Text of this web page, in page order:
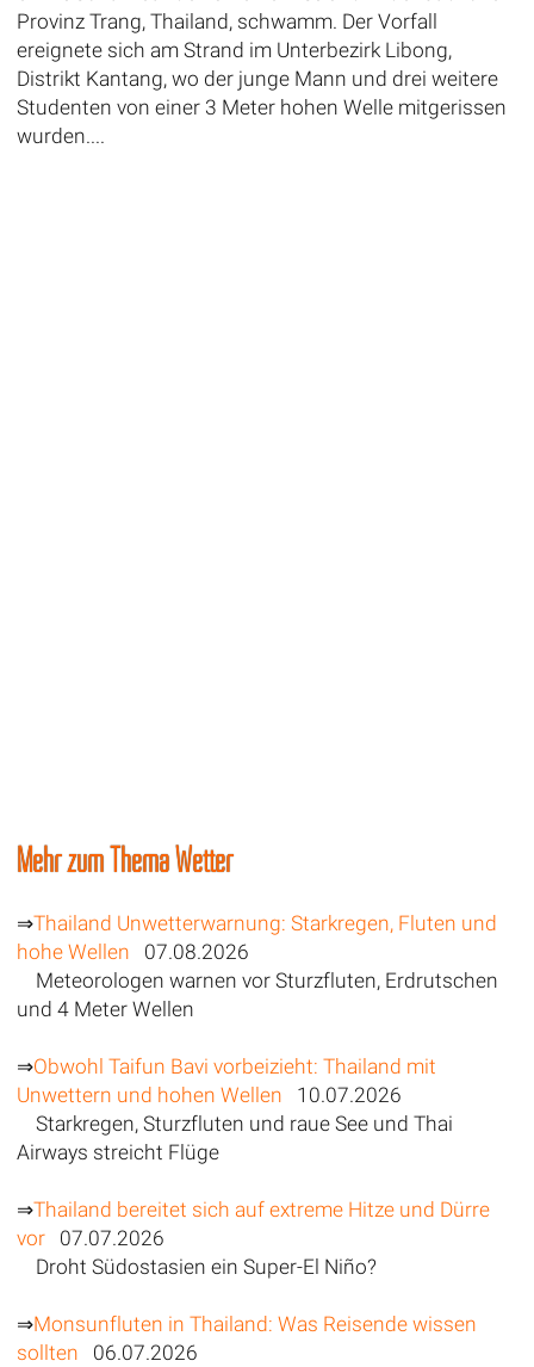
Provinz Trang, Thailand, schwamm. Der Vorfall
ereignete sich am Strand im Unterbezirk Libong,
Distrikt Kantang, wo der junge Mann und drei weitere
Studenten von einer 3 Meter hohen Welle mitgerissen
wurden....
Mehr zum Thema Wetter
⇒Thailand Unwetterwarnung: Starkregen, Fluten und
hohe Wellen 07.08.2026
Meteorologen warnen vor Sturzfluten, Erdrutschen
und 4 Meter Wellen
⇒Obwohl Taifun Bavi vorbeizieht: Thailand mit
Unwettern und hohen Wellen 10.07.2026
Starkregen, Sturzfluten und raue See und Thai
Airways streicht Flüge
⇒Thailand bereitet sich auf extreme Hitze und Dürre
vor07.07.2026
Droht Südostasien ein Super-El Niño?
⇒Monsunfluten in Thailand: Was Reisende wissen
sollten 06.07.2026